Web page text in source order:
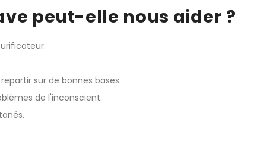
peut-elle nous aider ?
sur de bonnes bases.
de l'inconscient.